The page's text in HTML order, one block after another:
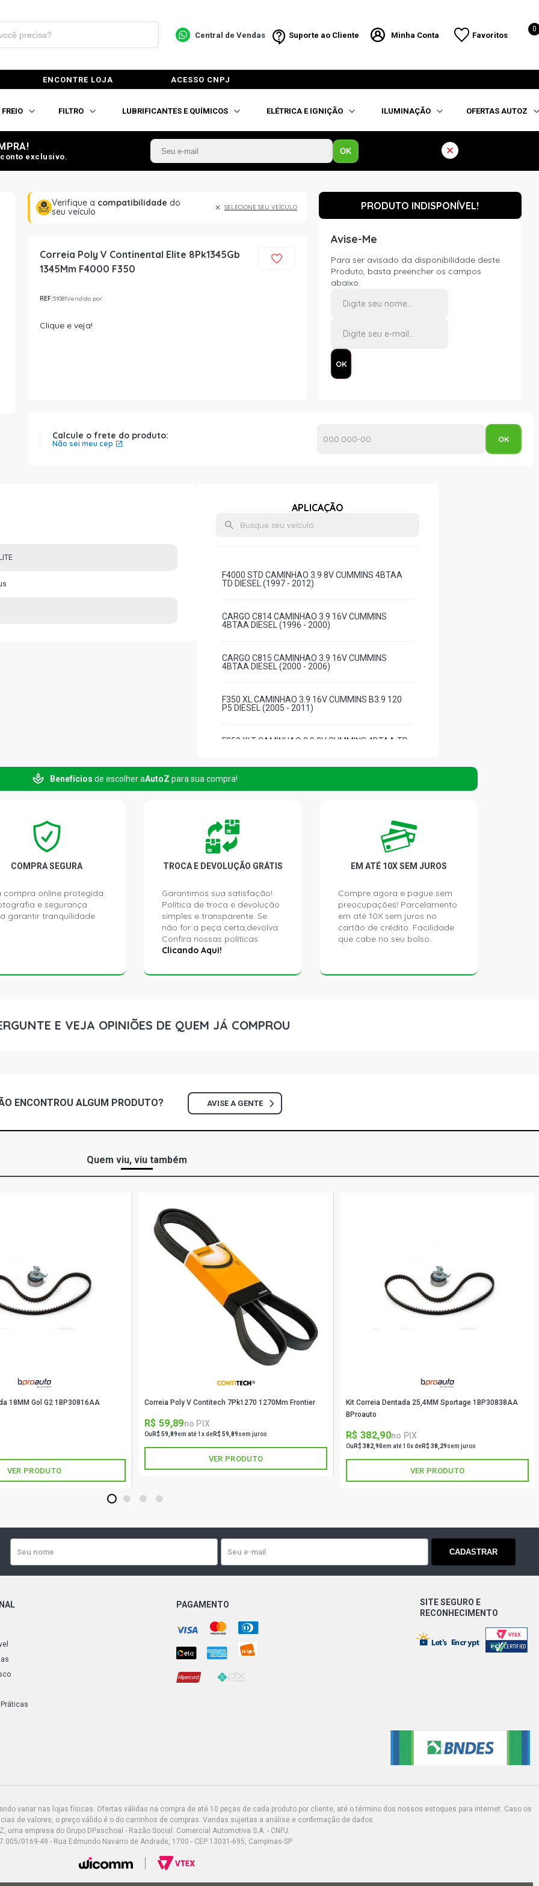
Central de Vendas Suporte ao Cliente Minha Conta Favoritos
0
ENCONTRE LOJA ACESSO CNPJ
FREIO FILTRO LUBRIFICANTES E QUÍMICOS ELÉTRICA E IGNIÇÃO ILUMINAÇÃO OFERTAS AUTOZ
exclusivo.
OK
Verifique a compatibilidade do
seu veículo
SELECIONE SEU VEÍCULO
Correia Poly V Continental Elite 8Pk1345Gb
1345Mm F4000 F350
REF:51081Vendido por:
Clique e veja!
PRODUTO INDISPONÍVEL!
Avise-Me
Para ser avisado da disponibilidade deste
Produto, basta preencher os campos
abaixo.
Calcule o frete do produto:
Não sei meu cep
APLICAÇÃO
F4000 STD CAMINHAO 3.9 8V CUMMINS 4BTAA
TD DIESEL (1997 - 2012)
CARGO C814 CAMINHAO 3.9 16V CUMMINS
4BTAA DIESEL (1996 - 2000)
CARGO C815 CAMINHAO 3.9 16V CUMMINS
4BTAA DIESEL (2000 - 2006)
F350 XL CAMINHAO 3.9 16V CUMMINS B3.9 120
P5 DIESEL (2005 - 2011)
F350 XLT CAMINHAO 3.9 8V CUMMINS 4BTAA TD
F4000 STD CAMINHAO 3.9 16V CUMMINS B3.9 120
P5 DIESEL (2005 - 2015)
Benefícios de escolher aAutoZ para sua compra!
COMPRA SEGURA
compra online protegida.
e segurança
garantir tranquilidade.
TROCA E DEVOLUÇÃO GRÁTIS
Garantimos sua satisfação!
Política de troca e devolução
simples e transparente. Se
não for a peça certa,devolva.
Confira nossas políticas
Clicando Aqui!
EM ATÉ 10X SEM JUROS
Compre agora e pague sem
preocupações! Parcelamento
em até 10X sem juros no
cartão de crédito. Facilidade
que cabe no seu bolso.
E VEJA OPINIÕES DE QUEM JÁ COMPROU
ENCONTROU ALGUM PRODUTO? AVISE A GENTE
Quem viu, viu também
18MM Gol G2 1BP30816AA
VER PRODUTO
Correia Poly V Contitech 7Pk1270 1270Mm Frontier
R$ 59,89no PIX
Ou R$ 59,89em até 1x deR$ 59,89sem juros
VER PRODUTO
Kit Correia Dentada 25,4MM Sportage 1BP30838AA
BProauto
R$ 382,90no PIX
Ou R$ 382,90em até 10x deR$ 38,29sem juros
VER PRODUTO
1 2 3 4
CADASTRAR
PAGAMENTO
SITE SEGURO E
RECONHECIMENTO
variar nas lojas físicas. Ofertas válidas na compra de até 10 peças de cada produto por cliente, até o término dos nossos estoques para internet. Caso os
de valores, o preço válido é o do carrinhos de compras. Vendas sujeitas a análise e confirmação de dados.
uma empresa do Grupo DPaschoal - Razão Social: Comercial Automotiva S.A. - CNPJ:
0169-49 - Rua Edmundo Navarro de Andrade, 1700 - CEP 13031-695, Campinas-SP